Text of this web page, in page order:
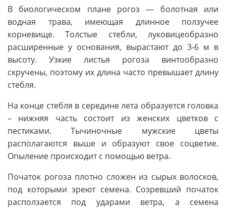
В биологическом плане рогоз — болотная или
водная трава, имеющая длинное ползучее
корневище. Толстые стебли, луковицеобразно
расширенные у основания, вырастают до 3-6 м в
высоту. Узкие листья рогоза винтообразно
скручены, поэтому их длина часто превышает длину
стебля.
На конце стебля в середине лета образуется головка
– нижняя часть состоит из женских цветков с
пестиками. Тычиночные мужские цветы
располагаются выше и образуют свое соцветие.
Опыление происходит с помощью ветра.
Початок рогоза плотно сложен из сырых волосков,
под которыми зреют семена. Созревший початок
расползается под ударами ветра, а семена